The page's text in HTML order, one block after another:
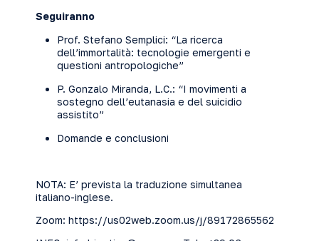
Seguiranno
Prof. Stefano Semplici: “La ricerca
dell’immortalità: tecnologie emergenti e
questioni antropologiche”
P. Gonzalo Miranda, L.C.: “I movimenti a
sostegno dell’eutanasia e del suicidio
assistito”
Domande e conclusioni
NOTA: E’ prevista la traduzione simultanea
italiano-inglese.
Zoom: https://us02web.zoom.us/j/89172865562